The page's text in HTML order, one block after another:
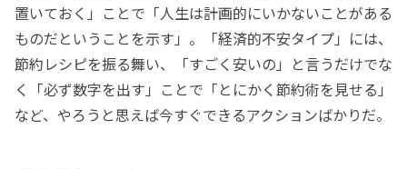
置いておく」ことで「人生は計画的にいかないことがある
ものだということを示す」。「経済的不安タイプ」には、
節約レシピを振る舞い、「すごく安いの」と言うだけでな
く「必ず数字を出す」ことで「とにかく節約術を見せる」
など、やろうと思えば今すぐできるアクションばかりだ。